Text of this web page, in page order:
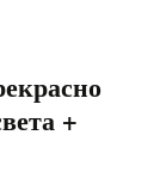
+